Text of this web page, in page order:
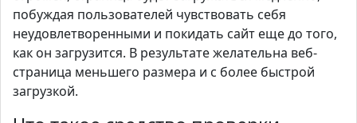
побуждая пользователей чувствовать себя
неудовлетворенными и покидать сайт еще до того,
как он загрузится. В результате желательна веб-
страница меньшего размера и с более быстрой
загрузкой.